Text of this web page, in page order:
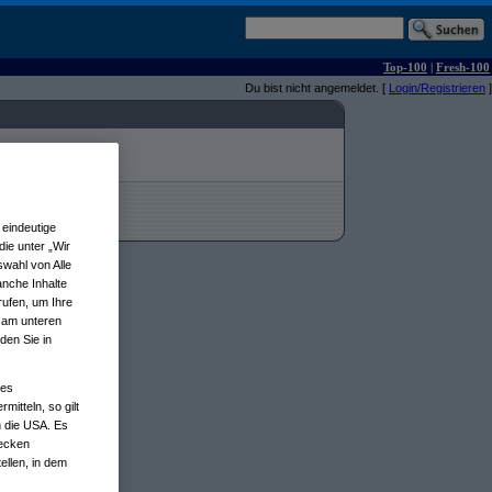
Top-100 | Fresh-100
Du bist nicht angemeldet. [ Login/Registrieren ]
unter „Wir
von Alle
Inhalte
um Ihre
unteren
Sie in
so gilt
die USA. Es
in dem